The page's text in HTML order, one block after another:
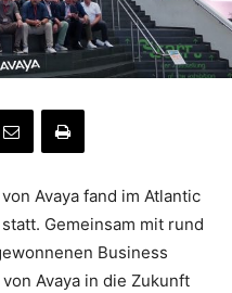
Avaya fand im Atlantic
Gemeinsam mit rund
Business
Avaya in die Zukunft